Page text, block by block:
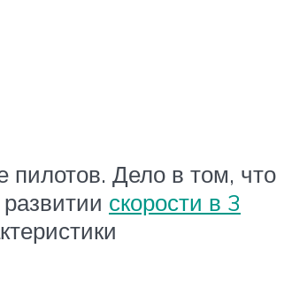
Дело в том, что
скорости в 3